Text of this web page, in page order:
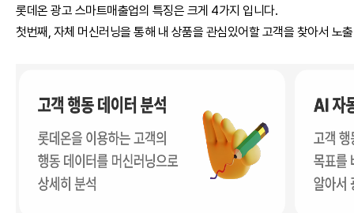
롯데온 광고 스마트매출업의 특징은 크게 4가지 입니다.
첫번째, 자체 머신러닝을 통해 내 상품을 관심있어할 고객을 찾아서 노